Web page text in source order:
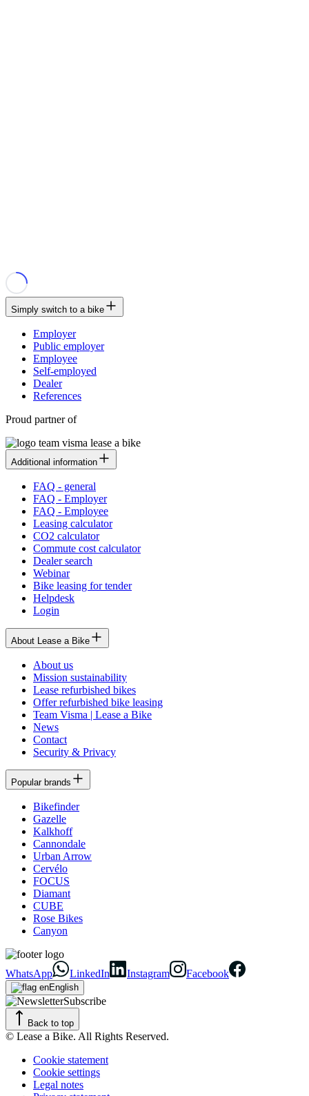
Simply switch to a bike
Employer
Public employer
Employee
Self-employed
Dealer
References
Proud partner of
Additional information
FAQ - general
FAQ - Employer
FAQ - Employee
Leasing calculator
CO2 calculator
Commute cost calculator
Dealer search
Webinar
Bike leasing for tender
Helpdesk
Login
About Lease a Bike
About us
Mission sustainability
Lease refurbished bikes
Offer refurbished bike leasing
Team Visma | Lease a Bike
News
Contact
Security & Privacy
Popular brands
Bikefinder
Gazelle
Kalkhoff
Cannondale
Urban Arrow
Cervélo
FOCUS
Diamant
CUBE
Rose Bikes
Canyon
WhatsApp LinkedIn Instagram Facebook
English
Subscribe
Back to top
© Lease a Bike. All Rights Reserved.
Cookie statement
Cookie settings
Legal notes